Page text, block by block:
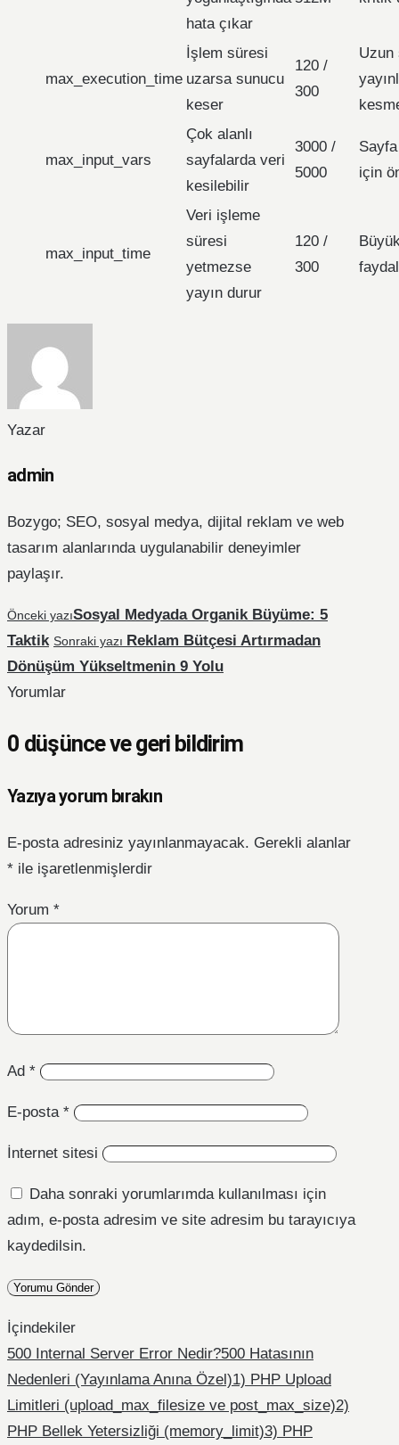
hata çıkar
max_execution_time
İşlem süresi
uzarsa sunucu
keser
120 /
300
Uzun
max_input_vars
Çok alanlı
sayfalarda veri
kesilebilir
3000 /
5000
için
max_input_time
Veri işleme
süresi
yetmezse
yayın durur
120 /
300
Yazar
admin
Bozygo; SEO, sosyal medya, dijital reklam ve web
tasarım alanlarında uygulanabilir deneyimler
paylaşır.
Önceki yazıSosyal Medyada Organik Büyüme: 5
Taktik Sonraki yazı Reklam Bütçesi Artırmadan
Dönüşüm Yükseltmenin 9 Yolu
Yorumlar
0 düşünce ve geri bildirim
Yazıya yorum bırakın
E-posta adresiniz yayınlanmayacak. Gerekli alanlar
* ile işaretlenmişlerdir
Yorum *
Ad *
E-posta *
İnternet sitesi
Daha sonraki yorumlarımda kullanılması için
adım, e-posta adresim ve site adresim bu tarayıcıya
kaydedilsin.
İçindekiler
500 Internal Server Error Nedir?500 Hatasının
Nedenleri (Yayınlama Anına Özel)1) PHP Upload
Limitleri (upload_max_filesize ve post_max_size)2)
PHP Bellek Yetersizliği (memory_limit)3) PHP